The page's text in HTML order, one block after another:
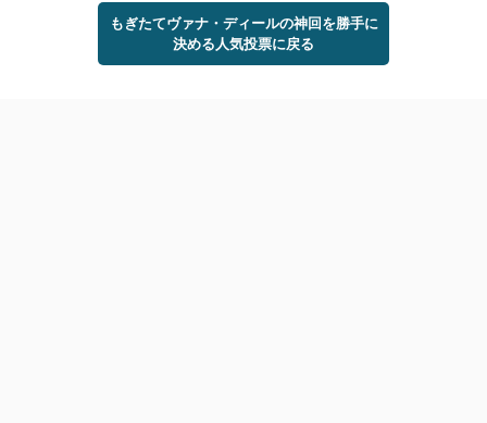
もぎたてヴァナ・ディールの神回を勝手に
決める人気投票に戻る